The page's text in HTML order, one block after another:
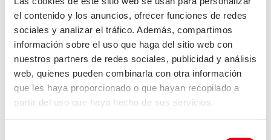
el contenido y los anuncios, ofrecer funciones de redes
sociales y analizar el tráfico. Además, compartimos
información sobre el uso que haga del sitio web con
nuestros partners de redes sociales, publicidad y análisis
web, quienes pueden combinarla con otra información
que les haya proporcionado o que hayan recopilado a
partir del uso que haya hecho de sus servicios.
Trachée
Tripe épaisse
Tripe fine
Tripe fine avec muqueuse
Utérus
Vessie